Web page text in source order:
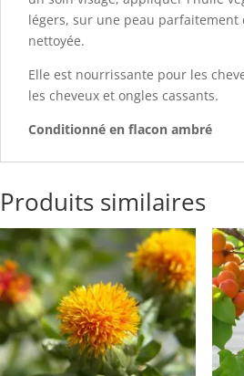
légers, sur une peau parfaitement
nettoyée.
Elle est nourrissante pour les
les cheveux et ongles cassants.
Conditionné en flacon ambré
Produits similaires